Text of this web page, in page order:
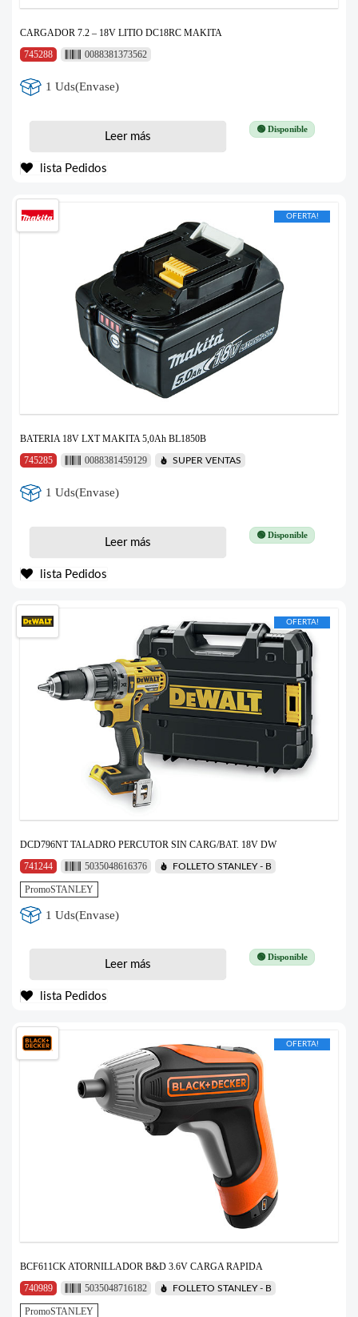
CARGADOR 7.2 – 18V LITIO DC18RC MAKITA
745288
0088381373562
1 Uds(Envase)
🟢 Disponible
Leer más
lista Pedidos
OFERTA!
BATERIA 18V LXT MAKITA 5,0Ah BL1850B
745285
0088381459129 SUPER VENTAS
1 Uds(Envase)
🟢 Disponible
Leer más
lista Pedidos
OFERTA!
DCD796NT TALADRO PERCUTOR SIN CARG/BAT. 18V DW
741244
5035048616376 FOLLETO STANLEY - B
PromoSTANLEY
1 Uds(Envase)
🟢 Disponible
Leer más
lista Pedidos
OFERTA!
BCF611CK ATORNILLADOR B&D 3.6V CARGA RAPIDA
740989
5035048716182 FOLLETO STANLEY - B
PromoSTANLEY